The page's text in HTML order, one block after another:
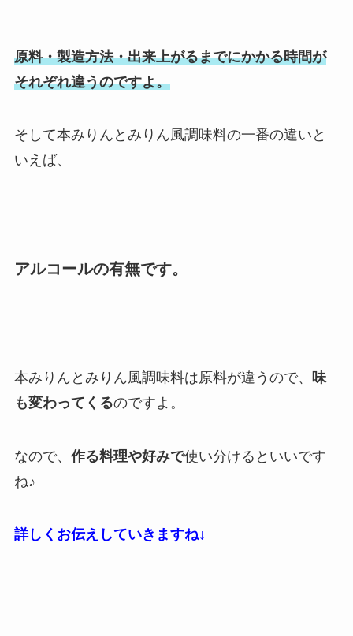
原料・製造方法・出来上がるまでにかかる時間が
それぞれ違うのですよ。
そして本みりんとみりん風調味料の一番の違いと
いえば、
アルコールの有無です。
本みりんとみりん風調味料は原料が違うので、
味
も変わってくるのですよ。
なので、 作る料理や好みで使い分けるといいです
ね♪
詳しくお伝えしていきますね↓